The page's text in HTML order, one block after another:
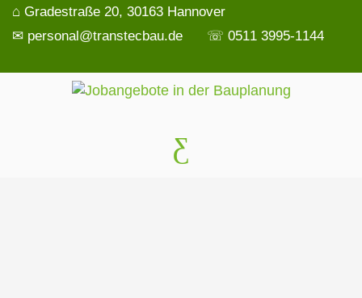
⌂ Gradestraße 20, 30163 Hannover
✉ personal@transtecbau.de
☏ 0511 3995-1144